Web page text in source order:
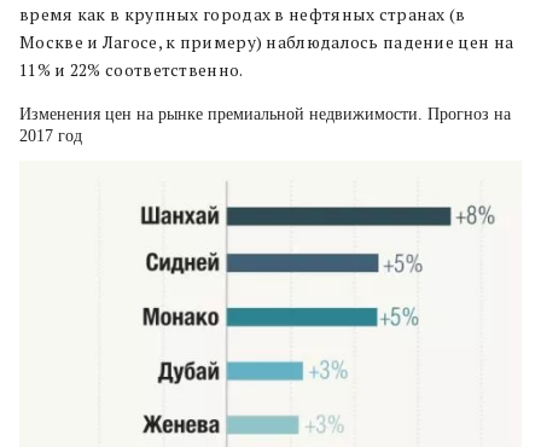
время как в крупных городах в нефтяных странах (в
Москве и Лагосе, к примеру) наблюдалось падение цен на
11% и 22% соответственно.
Изменения цен на рынке премиальной недвижимости. Прогноз на
2017 год